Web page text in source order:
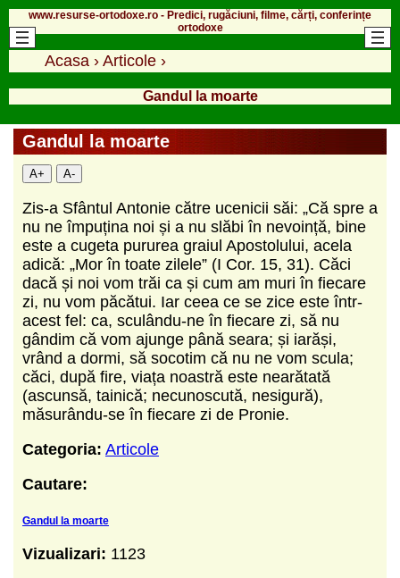
www.resurse-ortodoxe.ro - Predici, rugăciuni, filme, cărți, conferințe
ortodoxe
Acasa › Articole ›
Gandul la moarte
Gandul la moarte
A+ A-
Zis-a Sfântul Antonie către ucenicii săi: „Că spre a
nu ne împuțina noi și a nu slăbi în nevoință, bine
este a cugeta pururea graiul Apostolului, acela
adică: „Mor în toate zilele” (I Cor. 15, 31). Căci
dacă și noi vom trăi ca și cum am muri în fiecare
zi, nu vom păcătui. Iar ceea ce se zice este într-
acest fel: ca, sculându-ne în fiecare zi, să nu
gândim că vom ajunge până seara; și iarăși,
vrând a dormi, să socotim că nu ne vom scula;
căci, după fire, viața noastră este nearătată
(ascunsă, tainică; necunoscută, nesigură),
măsurându-se în fiecare zi de Pronie.
Categoria: Articole
Cautare:
Gandul la moarte
Vizualizari: 1123